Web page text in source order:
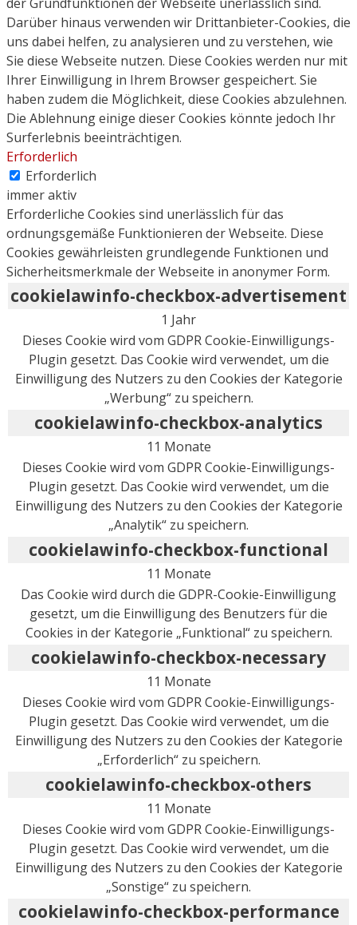
Darüber hinaus verwenden wir Drittanbieter-Cookies, die
uns dabei helfen, zu analysieren und zu verstehen, wie
Sie diese Webseite nutzen. Diese Cookies werden nur mit
Ihrer Einwilligung in Ihrem Browser gespeichert. Sie
haben zudem die Möglichkeit, diese Cookies abzulehnen.
Die Ablehnung einige dieser Cookies könnte jedoch Ihr
Surferlebnis beeinträchtigen.
Erforderlich
Erforderlich
immer aktiv
Erforderliche Cookies sind unerlässlich für das
ordnungsgemäße Funktionieren der Webseite. Diese
Cookies gewährleisten grundlegende Funktionen und
Sicherheitsmerkmale der Webseite in anonymer Form.
cookielawinfo-checkbox-advertisement
1 Jahr
Dieses Cookie wird vom GDPR Cookie-Einwilligungs-
Plugin gesetzt. Das Cookie wird verwendet, um die
Einwilligung des Nutzers zu den Cookies der Kategorie
„Werbung“ zu speichern.
cookielawinfo-checkbox-analytics
11 Monate
Dieses Cookie wird vom GDPR Cookie-Einwilligungs-
Plugin gesetzt. Das Cookie wird verwendet, um die
Einwilligung des Nutzers zu den Cookies der Kategorie
„Analytik“ zu speichern.
cookielawinfo-checkbox-functional
11 Monate
Das Cookie wird durch die GDPR-Cookie-Einwilligung
gesetzt, um die Einwilligung des Benutzers für die
Cookies in der Kategorie „Funktional“ zu speichern.
cookielawinfo-checkbox-necessary
11 Monate
Dieses Cookie wird vom GDPR Cookie-Einwilligungs-
Plugin gesetzt. Das Cookie wird verwendet, um die
Einwilligung des Nutzers zu den Cookies der Kategorie
„Erforderlich“ zu speichern.
cookielawinfo-checkbox-others
11 Monate
Dieses Cookie wird vom GDPR Cookie-Einwilligungs-
Plugin gesetzt. Das Cookie wird verwendet, um die
Einwilligung des Nutzers zu den Cookies der Kategorie
„Sonstige“ zu speichern.
cookielawinfo-checkbox-performance